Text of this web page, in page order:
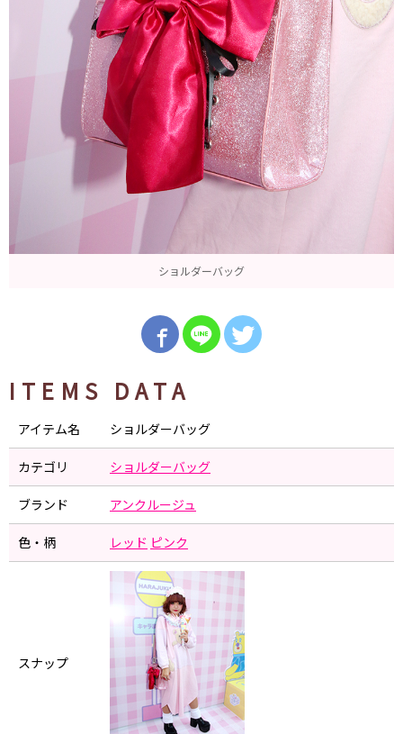
ショルダーバッグ
ITEMS DATA
アイテム名 ショルダーバッグ
カテゴリ ショルダーバッグ
ブランド アンクルージュ
色・柄 レッド ピンク
スナップ